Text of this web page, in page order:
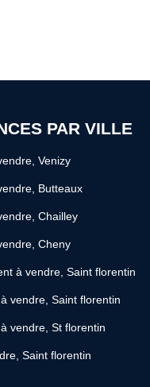
PAR VILLE
Venizy
Butteaux
Chailley
Cheny
à vendre, Saint florentin
vendre, Saint florentin
vendre, St florentin
Saint florentin